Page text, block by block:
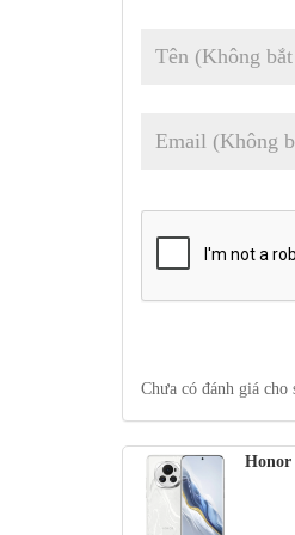
Quay video:
sau:
Kết nối:5G; Hai
Ở phiên bản màu
một trong số đó là
Chưa có đánh giá cho
Honor